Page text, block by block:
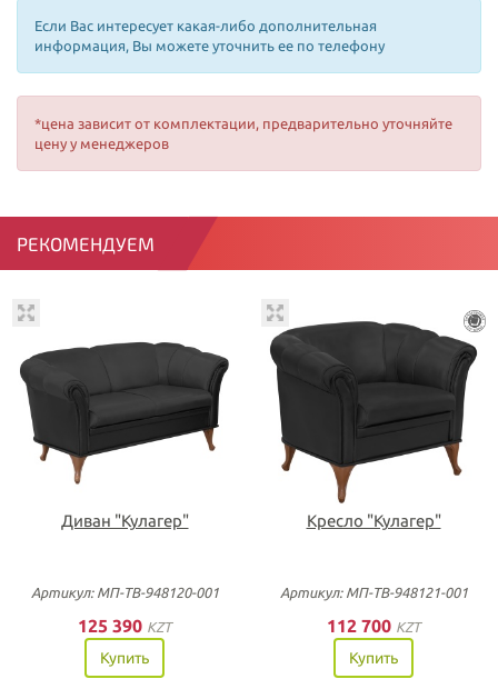
Если Вас интересует какая-либо дополнительная
информация, Вы можете уточнить ее по телефону
*цена зависит от комплектации, предварительно уточняйте
цену у менеджеров
РЕКОМЕНДУЕМ
Диван "Кулагер"
Артикул: МП-ТВ-948120-001
125 390 KZT
Купить
Кресло "Кулагер"
Артикул: МП-ТВ-948121-001
112 700 KZT
Купить